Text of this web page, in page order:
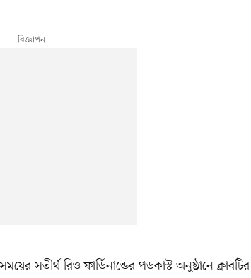
সতীর্থ রিও ফার্ডিনান্ডের পডকাস্ট অনুষ্ঠানে ক্লাবটির